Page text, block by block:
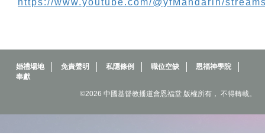
https://www.youtube.com/@yfMandarin/
婚禮場地 免責聲明 私隱條例 職位空缺
恩福神學院
奉獻
©2026 中國基督教播道會恩福堂 版權所有， 不得轉載。